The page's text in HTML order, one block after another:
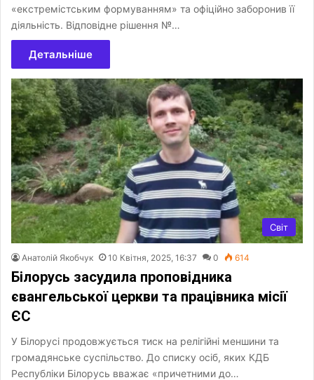
«екстремістським формуванням» та офіційно заборонив її
діяльність. Відповідне рішення №…
Детальніше
Світ
Анатолій Якобчук 10 Квітня, 2025, 16:37 0 614
Білорусь засудила проповідника
євангельської церкви та працівника місії
ЄС
У Білорусі продовжується тиск на релігійні меншини та
громадянське суспільство. До списку осіб, яких КДБ
Республіки Білорусь вважає «причетними до…